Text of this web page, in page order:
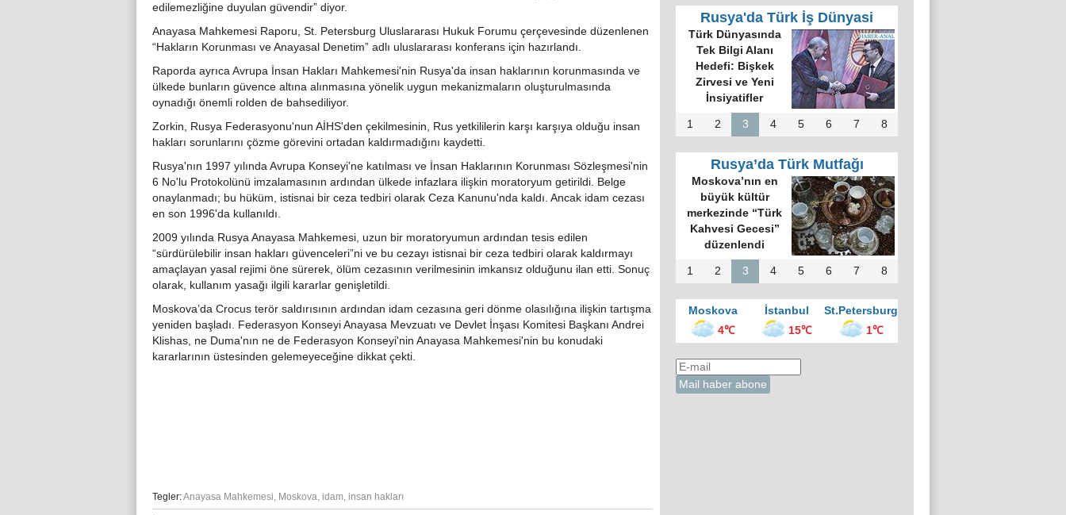
edilemezliğine duyulan güvendir” diyor.
Anayasa Mahkemesi Raporu, St. Petersburg Uluslararası Hukuk Forumu çerçevesinde düzenlenen
“Hakların Korunması ve Anayasal Denetim” adlı uluslararası konferans için hazırlandı.
Raporda ayrıca Avrupa İnsan Hakları Mahkemesi'nin Rusya'da insan haklarının korunmasında ve
ülkede bunların güvence altına alınmasına yönelik uygun mekanizmaların oluşturulmasında
oynadığı önemli rolden de bahsediliyor.
Zorkin, Rusya Federasyonu'nun AİHS'den çekilmesinin, Rus yetkililerin karşı karşıya olduğu insan
hakları sorunlarını çözme görevini ortadan kaldırmadığını kaydetti.
Rusya'nın 1997 yılında Avrupa Konseyi'ne katılması ve İnsan Haklarının Korunması Sözleşmesi'nin
6 No'lu Protokolünü imzalamasının ardından ülkede infazlara ilişkin moratoryum getirildi. Belge
onaylanmadı; bu hüküm, istisnai bir ceza tedbiri olarak Ceza Kanunu'nda kaldı. Ancak idam cezası
en son 1996'da kullanıldı.
2009 yılında Rusya Anayasa Mahkemesi, uzun bir moratoryumun ardından tesis edilen
“sürdürülebilir insan hakları güvenceleri”ni ve bu cezayı istisnai bir ceza tedbiri olarak kaldırmayı
amaçlayan yasal rejimi öne sürerek, ölüm cezasının verilmesinin imkansız olduğunu ilan etti. Sonuç
olarak, kullanım yasağı ilgili kararlar genişletildi.
Moskova’da Crocus terör saldırısının ardından idam cezasına geri dönme olasılığına ilişkin tartışma
yeniden başladı. Federasyon Konseyi Anayasa Mevzuatı ve Devlet İnşası Komitesi Başkanı Andrei
Klishas, ​​ne Duma'nın ne de Federasyon Konseyi'nin Anayasa Mahkemesi'nin bu konudaki
kararlarının üstesinden gelemeyeceğine dikkat çekti.
Tegler:Anayasa Mahkemesi, Moskova, idam, insan hakları
Rusya'da Türk İş Dünyasi
Türk Dünyasında
Tek Bilgi Alanı
Hedefi: Bişkek
Zirvesi ve Yeni
İnsiyatifler
1 2 3 4 5 6 7 8
Rusya’da Türk Mutfağı
Moskova’nın en
büyük kültür
merkezinde “Türk
Kahvesi Gecesi”
düzenlendi
1 2 3 4 5 6 7 8
Moskova İstanbul
St.Petersburg
4℃
15℃ 1℃